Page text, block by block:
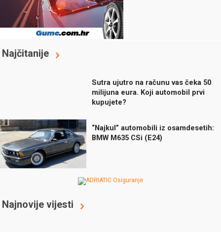
Najčitanije
Sutra ujutro na računu vas čeka 50
milijuna eura. Koji automobil prvi
kupujete?
“Najkul” automobili iz osamdesetih:
BMW M635 CSi (E24)
Najnovije vijesti